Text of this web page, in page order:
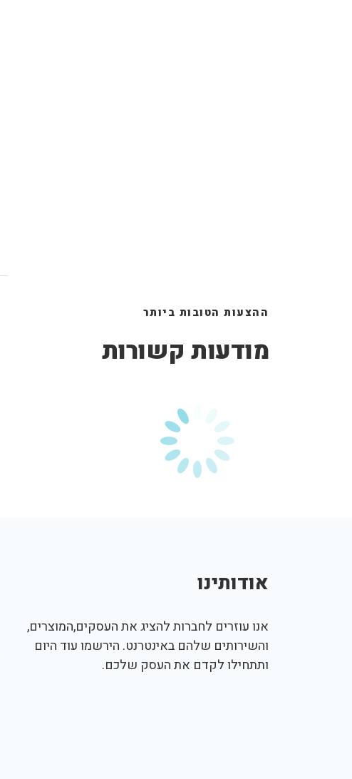
ההצעות הטובות ביותר
מודעות קשורות
אודותינו
אנו עוזרים לחברות להציג את העסקים,המוצרים,
והשירותים שלהם באינטרנט. הירשמו עוד היום
ותתחילו לקדם את העסק שלכם.